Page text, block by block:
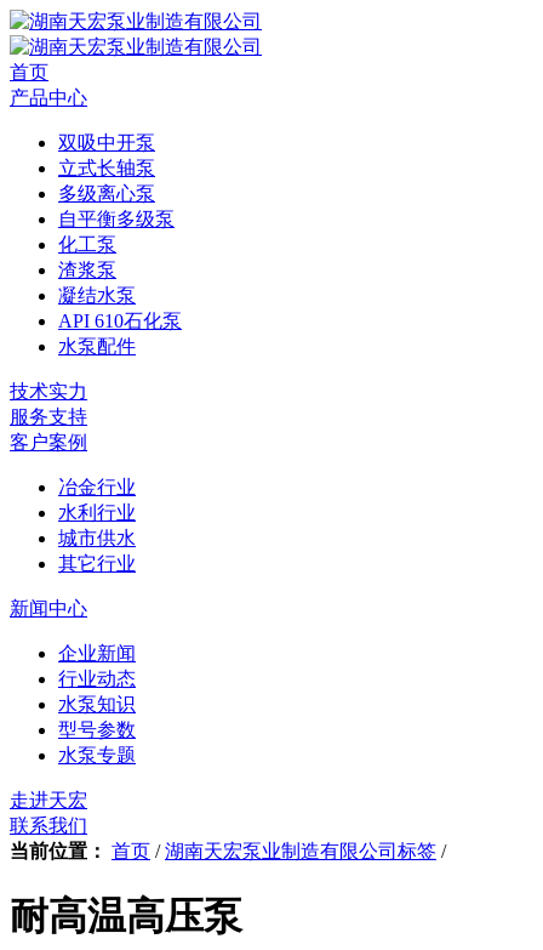
首页
产品中心
双吸中开泵
立式长轴泵
多级离心泵
自平衡多级泵
化工泵
渣浆泵
凝结水泵
API 610石化泵
水泵配件
技术实力
服务支持
客户案例
冶金行业
水利行业
城市供水
其它行业
新闻中心
企业新闻
行业动态
水泵知识
型号参数
水泵专题
走进天宏
联系我们
当前位置： 首页 / 湖南天宏泵业制造有限公司标签 /
耐高温高压泵